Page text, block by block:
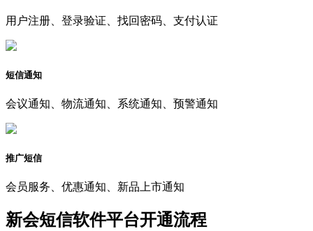
用户注册、登录验证、找回密码、支付认证
短信通知
会议通知、物流通知、系统通知、预警通知
推广短信
会员服务、优惠通知、新品上市通知
新会短信软件平台开通流程